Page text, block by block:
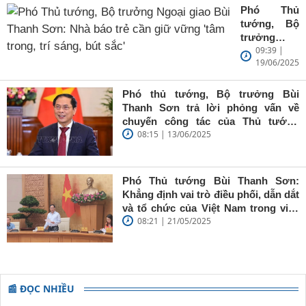
Phó Thủ
tướng, Bộ
trưởng
Ngoại giao
Bùi Thanh
Sơn: Nhà
báo trẻ cần
giữ vững
'tâm trong,
09:39 |
19/06/2025
Phó thủ tướng, Bộ trưởng Bùi
Thanh Sơn trả lời phỏng vấn về
chuyến công tác của Thủ tướng
Chính phủ đến Estonia, Pháp và
08:15 | 13/06/2025
Phó Thủ tướng Bùi Thanh Sơn:
Khẳng định vai trò điều phối, dẫn dắt
và tổ chức của Việt Nam trong việc
đề cao chủ nghĩa đa phương, đoàn
08:21 | 21/05/2025
📰 ĐỌC NHIỀU